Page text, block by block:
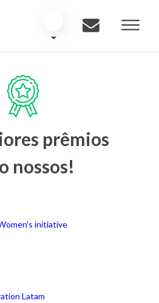
prêmios
nossos!